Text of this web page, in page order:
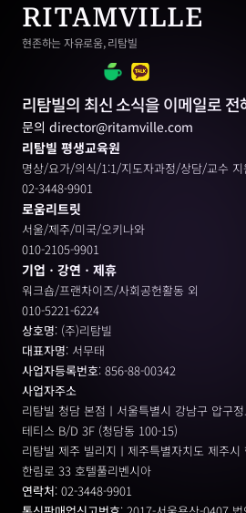
RITAMVILLE
현존하는 자유로움, 리탐빌
리탐빌의 최신 소식을 이메일로 전
문의 director@ritamville.com
리탐빌 평생교육원
명상/요가/의식/1:1/지도자과정/상담/교수 지
02-3448-9901
로움리트릿
서울/제주/미국/오키나와
010-2105-9901
기업ㆍ강연ㆍ제휴
워크숍/프랜차이즈/사회공헌활동 외
010-5221-6224
상호명: (주)리탐빌
대표자명: 서무태
사업자등록번호: 856-88-00342
사업자주소
리탐빌 청담 본점ㅣ서울특별시 강남구 압구
테티스 B/D 3F (청담동 100-15)
리탐빌 제주 빌리지ㅣ제주특별자치도 제주시
한림로 33 호텔풀리벤시아
연락처: 02-3448-9901